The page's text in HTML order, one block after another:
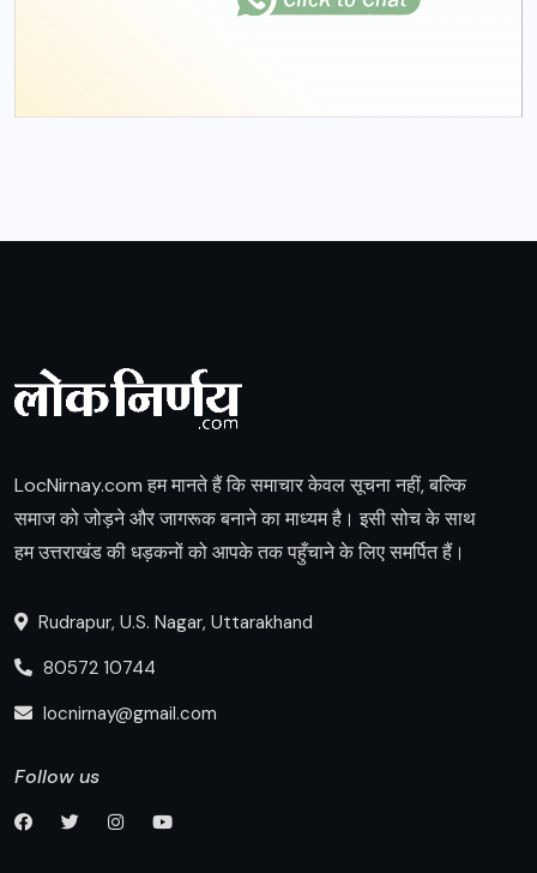
LocNirnay.com हम मानते हैं कि समाचार केवल सूचना नहीं, बल्कि
समाज को जोड़ने और जागरूक बनाने का माध्यम है। इसी सोच के साथ
हम उत्तराखंड की धड़कनों को आपके तक पहुँचाने के लिए समर्पित हैं।
Rudrapur, U.S. Nagar, Uttarakhand
80572 10744
locnirnay@gmail.com
Follow us